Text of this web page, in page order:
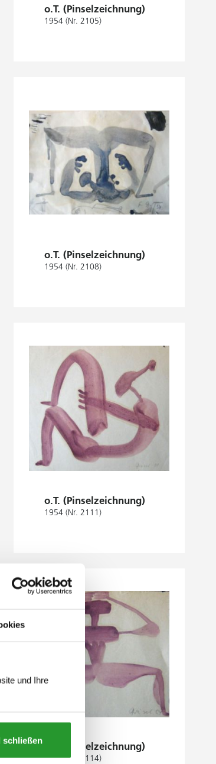
und Ihre
schließen
o.T. (Pinselzeichnung)
1954 (Nr. 2105)
o.T. (Pinselzeichnung)
1954 (Nr. 2108)
o.T. (Pinselzeichnung)
1954 (Nr. 2111)
o.T. (Pinselzeichnung)
1954 (Nr. 2114)